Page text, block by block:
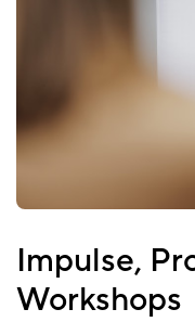
Impulse,
Workshops